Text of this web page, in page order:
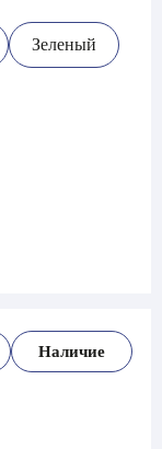
Зеленый
Наличие